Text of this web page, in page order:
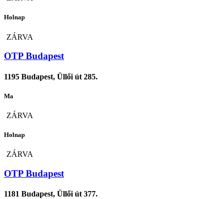
Holnap
ZÁRVA
OTP Budapest
1195 Budapest, Üllői út 285.
Ma
ZÁRVA
Holnap
ZÁRVA
OTP Budapest
1181 Budapest, Üllői út 377.